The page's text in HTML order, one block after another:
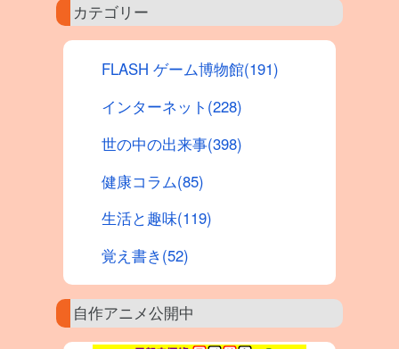
カテゴリー
FLASH ゲーム博物館(191)
インターネット(228)
世の中の出来事(398)
健康コラム(85)
生活と趣味(119)
覚え書き(52)
自作アニメ公開中